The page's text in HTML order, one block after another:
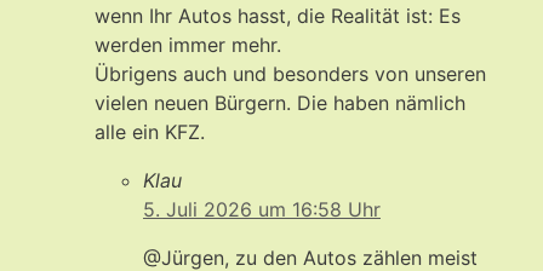
wenn Ihr Autos hasst, die Realität ist: Es
werden immer mehr.
Übrigens auch und besonders von unseren
vielen neuen Bürgern. Die haben nämlich
alle ein KFZ.
Klau
5. Juli 2026 um 16:58 Uhr
@Jürgen, zu den Autos zählen meist